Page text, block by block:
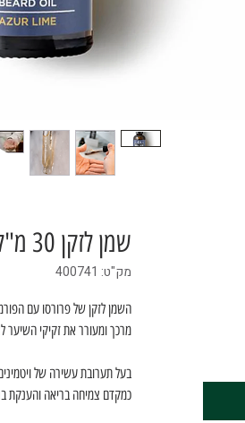
שמן לזקן 30 מ"ל בניחוח Azur Lime
מק"ט: 400741
השמן לזקן של פרורסו עם
מרכך ומעורר את זקיקי השיער
בעל תערובת עשירה של
כמקדם צמיחה בריאה והענקת